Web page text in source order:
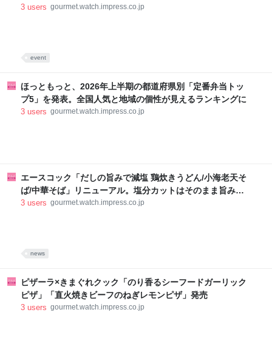
3 users gourmet.watch.impress.co.jp
event
ほっともっと、2026年上半期の都道府県別「定番弁当トッ
プ5」を発表。全国人気と地域の個性が見えるランキングに
3 users gourmet.watch.impress.co.jp
エースコック「だしの旨みで減塩 鶏炊きうどん/小海老天そ
ば/中華そば」リニューアル。塩分カットはそのまま旨みを
アップ
3 users gourmet.watch.impress.co.jp
news
ピザーラ×きまぐれクック「のり香るシーフードガーリック
ピザ」「直火焼きビーフのねぎレモンピザ」発売
3 users gourmet.watch.impress.co.jp